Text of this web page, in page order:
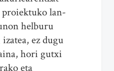
proiektuko lan-
helburu
ez dugu
hori gutxi
eta